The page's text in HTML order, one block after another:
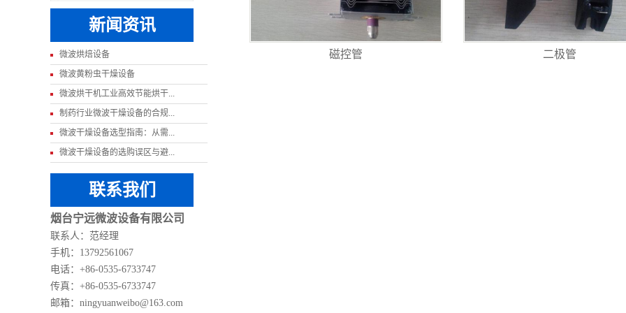
新闻资讯
微波烘焙设备
微波黄粉虫干燥设备
微波烘干机工业高效节能烘干...
制药行业微波干燥设备的合规...
微波干燥设备选型指南：从需...
微波干燥设备的选购误区与避...
联系我们
烟台宁远微波设备有限公司
联系人：范经理
手机：13792561067
电话：+86-0535-6733747
传真：+86-0535-6733747
邮箱：ningyuanweibo@163.com
磁控管 二极管